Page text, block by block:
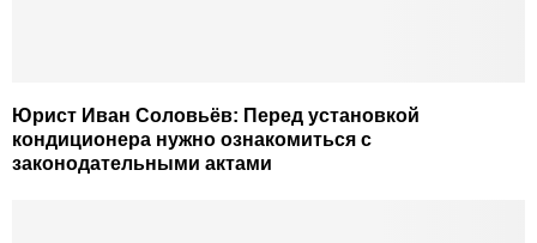
Юрист Иван Соловьёв: Перед установкой
кондиционера нужно ознакомиться с
законодательными актами